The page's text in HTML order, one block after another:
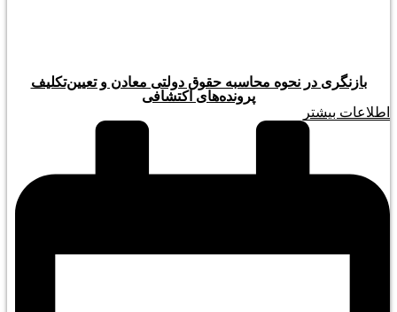
بازنگری در نحوه محاسبه حقوق دولتی معادن و تعیین‌تکلیف
پرونده‌های اکتشافی
اطلاعات بیشتر